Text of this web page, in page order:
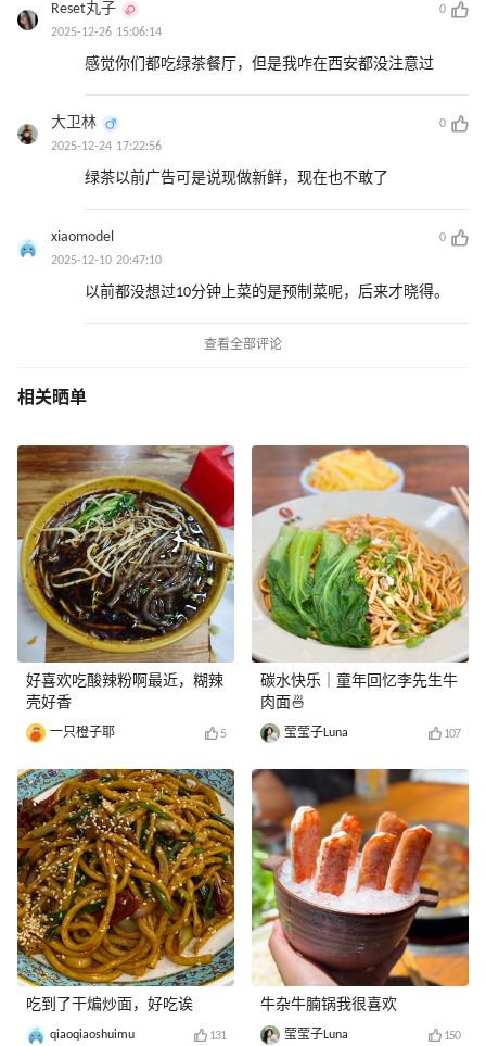
Reset丸子
0
2025-12-26 15:06:14
感觉你们都吃绿茶餐厅，但是我咋在西安都没注意过
大卫林
0
2025-12-24 17:22:56
绿茶以前广告可是说现做新鲜，现在也不敢了
xiaomodel
0
2025-12-10 20:47:10
以前都没想过10分钟上菜的是预制菜呢，后来才晓得。
查看全部评论
相关晒单
好喜欢吃酸辣粉啊最近，糊辣
壳好香
一只橙子耶 5
吃到了干煸炒面，好吃诶
qiaoqiaoshuimu 131
碳水快乐｜童年回忆李先生牛
肉面🍜
莹莹子Luna 107
牛杂牛腩锅我很喜欢
莹莹子Luna 150